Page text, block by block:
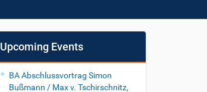
Upcoming Events
BA Abschlussvortrag Simon
Bußmann / Max v. Tschirschnitz,